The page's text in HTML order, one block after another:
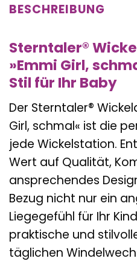
BESCHREIBUNG
Sterntaler®
»Emmi Girl,
Stil für Ihr Baby
Der Sterntaler®
Girl, schmal« ist die
jede Wickelstation.
Wert auf Qualität,
ansprechendes
Bezug nicht nur ein
Liegegefühl für Ihr
praktische und
täglichen